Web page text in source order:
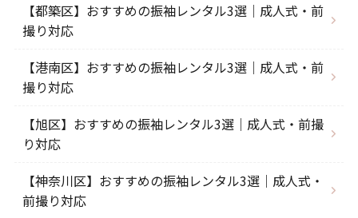
【都築区】おすすめの振袖レンタル3選｜成人式・前
撮り対応
【港南区】おすすめの振袖レンタル3選｜成人式・前
撮り対応
【旭区】おすすめの振袖レンタル3選｜成人式・前撮
り対応
【神奈川区】おすすめの振袖レンタル3選｜成人式・
前撮り対応